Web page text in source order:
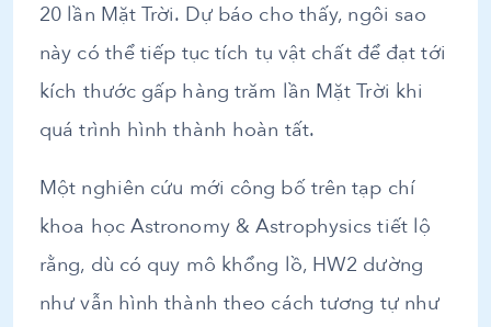
20 lần Mặt Trời. Dự báo cho thấy, ngôi sao
này có thể tiếp tục tích tụ vật chất để đạt tới
kích thước gấp hàng trăm lần Mặt Trời khi
quá trình hình thành hoàn tất.
Một nghiên cứu mới công bố trên tạp chí
khoa học Astronomy & Astrophysics tiết lộ
rằng, dù có quy mô khổng lồ, HW2 dường
như vẫn hình thành theo cách tương tự như